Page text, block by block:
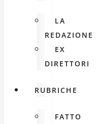
LA
REDAZIONE
EX
DIRETTORI
RUBRICHE
FATTO